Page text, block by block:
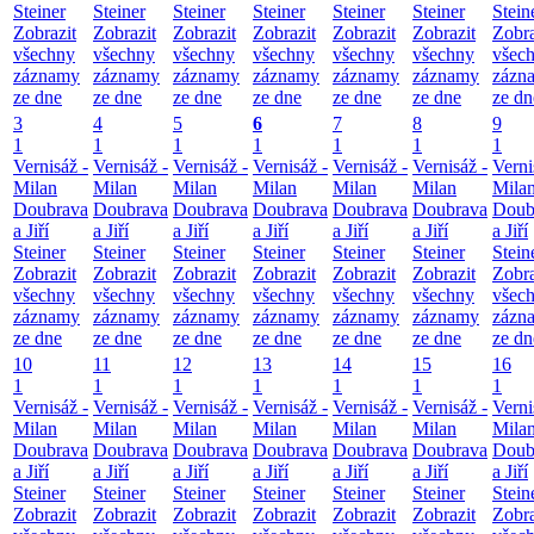
Steiner
Zobrazit
všechny
záznamy
ze dne
Steiner
Zobrazit
všechny
záznamy
ze dne
Steiner
Zobrazit
všechny
záznamy
ze dne
Steiner
Zobrazit
všechny
záznamy
ze dne
Steiner
Zobrazit
všechny
záznamy
ze dne
Steiner
Zobrazit
všechny
záznamy
ze dne
ze
3
1
Vernisáž -
Milan
Doubrava
a Jiří
Steiner
Zobrazit
všechny
záznamy
ze dne
4
1
Vernisáž -
Milan
Doubrava
a Jiří
Steiner
Zobrazit
všechny
záznamy
ze dne
5
1
Vernisáž -
Milan
Doubrava
a Jiří
Steiner
Zobrazit
všechny
záznamy
ze dne
6
1
Vernisáž -
Milan
Doubrava
a Jiří
Steiner
Zobrazit
všechny
záznamy
ze dne
7
1
Vernisáž -
Milan
Doubrava
a Jiří
Steiner
Zobrazit
všechny
záznamy
ze dne
8
1
Vernisáž -
Milan
Doubrava
a Jiří
Steiner
Zobrazit
všechny
záznamy
ze dne
9
1
a Jiří
ze
10
1
Vernisáž -
Milan
Doubrava
a Jiří
Steiner
Zobrazit
11
1
Vernisáž -
Milan
Doubrava
a Jiří
Steiner
Zobrazit
12
1
Vernisáž -
Milan
Doubrava
a Jiří
Steiner
Zobrazit
13
1
Vernisáž -
Milan
Doubrava
a Jiří
Steiner
Zobrazit
14
1
Vernisáž -
Milan
Doubrava
a Jiří
Steiner
Zobrazit
15
1
Vernisáž -
Milan
Doubrava
a Jiří
Steiner
Zobrazit
16
1
a Jiří